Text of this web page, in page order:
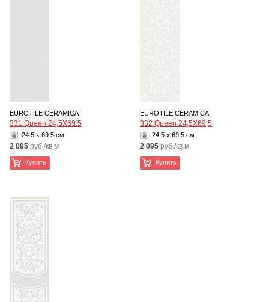
EUROTILE CERAMICA
331 Queen 24,5Х69,5
24.5 x 69.5 см
2 095 руб./кв.м
Купить
EUROTILE CERAMICA
332 Queen 24,5Х69,5
24.5 x 69.5 см
2 095 руб./кв.м
Купить